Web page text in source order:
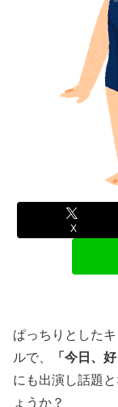
X
ぱっちりとした
ルで、
「今日、
にも出演し話題
ょうか？